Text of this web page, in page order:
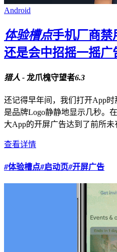
Android
体验槽点手机厂商禁
还是会中招摇一摇广
猎人 - 龙爪槐守望者6.3
还记得早年间，我们打开App
是品牌Logo静静地显示几秒。
大App的开屏广告达到了前所未
查看详情
#体验槽点#启动页#开屏广告